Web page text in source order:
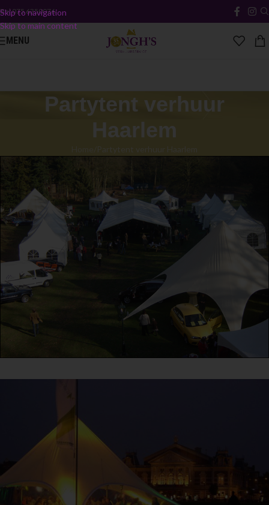
Skip to navigation
Skip to main content
Bel075 6350076
MENU
Partytent verhuur
Haarlem